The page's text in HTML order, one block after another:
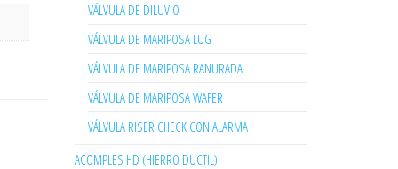
VÁLVULA DE DILUVIO
VÁLVULA DE MARIPOSA LUG
VÁLVULA DE MARIPOSA RANURADA
VÁLVULA DE MARIPOSA WAFER
VÁLVULA RISER CHECK CON ALARMA
ACOMPLES HD (HIERRO DUCTIL)